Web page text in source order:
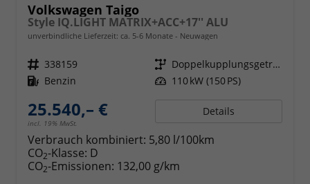
Volkswagen Taigo
Style IQ.LIGHT MATRIX+ACC+17'' ALU
unverbindliche Lieferzeit: ca. 5-6 Monate Neuwagen
Fahrzeugnr. 338159 Getriebe
Doppelkupplungsgetriebe (DSG)
Kraftstoff Benzin Leistung 110 kW (150 PS)
25.540,– €
incl. 19% MwSt.
Details
Verbrauch kombiniert: 5,80 l/100km
CO2-Klasse: D
CO2-Emissionen: 132,00 g/km